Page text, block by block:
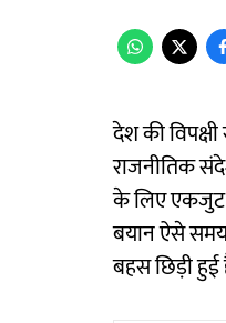
देश की
राजनीतिक
के लिए एकजुट
बयान ऐसे
बहस छिड़ी हुई